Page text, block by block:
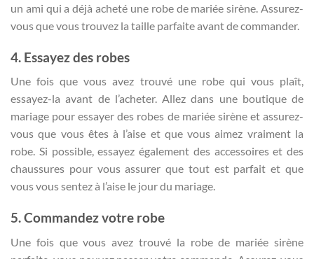
un ami qui a déjà acheté une robe de mariée sirène. Assurez-
vous que vous trouvez la taille parfaite avant de commander.
4. Essayez des robes
Une fois que vous avez trouvé une robe qui vous plaît,
essayez-la avant de l’acheter. Allez dans une boutique de
mariage pour essayer des robes de mariée sirène et assurez-
vous que vous êtes à l’aise et que vous aimez vraiment la
robe. Si possible, essayez également des accessoires et des
chaussures pour vous assurer que tout est parfait et que
vous vous sentez à l’aise le jour du mariage.
5. Commandez votre robe
Une fois que vous avez trouvé la robe de mariée sirène